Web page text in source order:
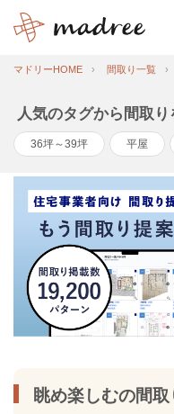
マドリーHOME 間取り一覧
人気のタグから間取り
36坪～39坪 平屋
眺め楽しむの間